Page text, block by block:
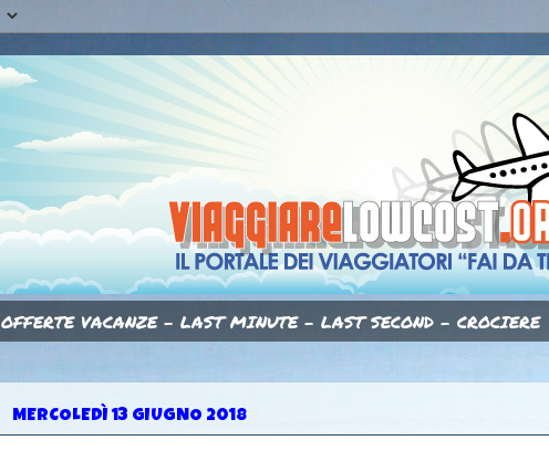
OFFERTE VACANZE - LAST MINUTE - LAST SECOND - CROCIERE
MERCOLEDÌ 13 GIUGNO 2018